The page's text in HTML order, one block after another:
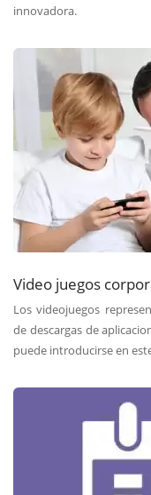
innovadora.
Video juegos
Los videojuegos
de descargas de
puede introducirse en